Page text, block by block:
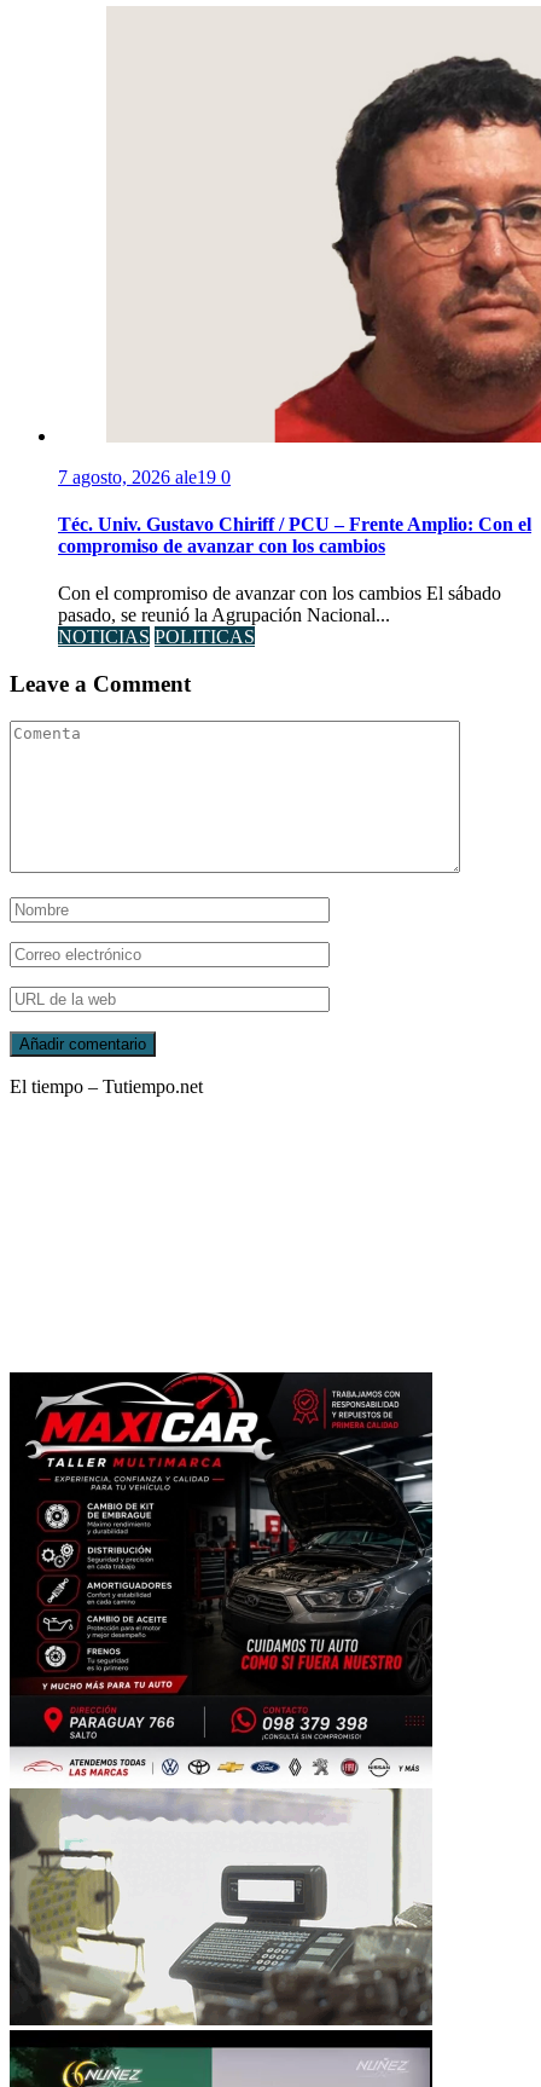
7 agosto, 2026 ale19 0
Téc. Univ. Gustavo Chiriff / PCU – Frente Amplio: Con el
compromiso de avanzar con los cambios
Con el compromiso de avanzar con los cambios El sábado
pasado, se reunió la Agrupación Nacional...
NOTICIAS POLITICAS
Leave a Comment
El tiempo – Tutiempo.net